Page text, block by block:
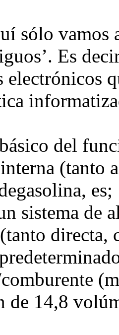
sólo
Es
electrónicos
del
(tanto
es;
sistema de
directa,
de 14,8